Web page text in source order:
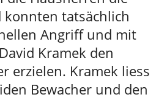
konnten tatsächlich
Angriff und mit
Kramek den
erzielen. Kramek liess
Bewacher und den